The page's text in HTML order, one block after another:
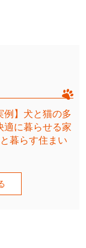
例】犬と猫の多
適に暮らせる家
暮らす住まい